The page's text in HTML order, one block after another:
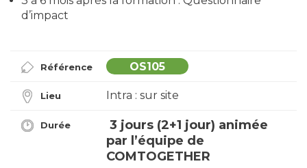
d’impact
Référence OS105
Lieu Intra : sur site
Durée
3 jours (2+1 jour) animée
par l’équipe de
COMTOGETHER